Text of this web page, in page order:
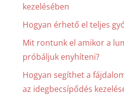
kezelésében
Hogyan érhető el teljes
Mit rontunk el amikor a
próbáljuk enyhíteni?
Hogyan segíthet a
az idegbecsípődés